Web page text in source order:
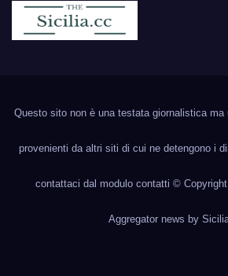
Questo sito non è una testata giornalistica ma
provenienti da altri siti di cui ne detengono i
contattaci dal modulo contatti ©
Aggregator news by